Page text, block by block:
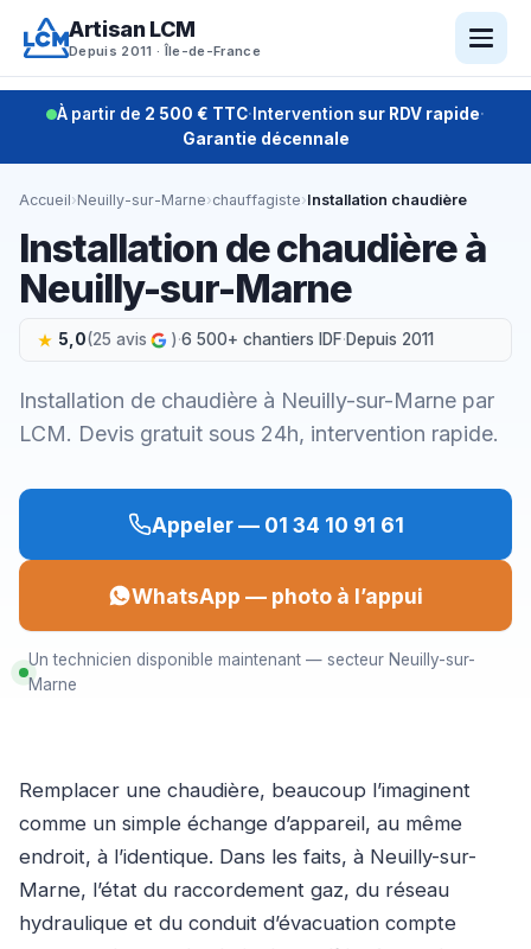
contenu
Artisan LCM
Depuis 2011 · Île-de-France
À partir de 2 500 € TTC· Intervention sur RDV rapide·
Garantie décennale
Accueil›Neuilly-sur-Marne›chauffagiste›Installation chaudière
Installation de chaudière à
Neuilly-sur-Marne
5,0(25 avis )·6 500+ chantiers IDF·Depuis 2011
Installation de chaudière à Neuilly-sur-Marne par
LCM. Devis gratuit sous 24h, intervention rapide.
Appeler — 01 34 10 91 61
WhatsApp — photo à l’appui
Un technicien disponible maintenant — secteur Neuilly-sur-
Marne
Remplacer une chaudière, beaucoup l’imaginent
comme un simple échange d’appareil, au même
endroit, à l’identique. Dans les faits, à Neuilly-sur-
Marne, l’état du raccordement gaz, du réseau
hydraulique et du conduit d’évacuation compte